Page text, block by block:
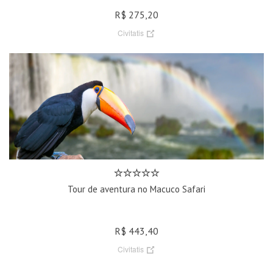
R$ 275,20
Civitatis
Tour de aventura no Macuco Safari
R$ 443,40
Civitatis